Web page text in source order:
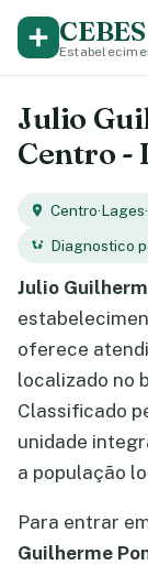
CEBES
Julio
Centro -
Centro·Lages·
Diagnostico
Julio
oferece
localizado no
Classificado
unidade
a população
Para entrar
Guilherme